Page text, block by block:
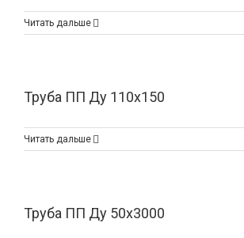
Читать дальше
Труба ПП Ду 110х150
Читать дальше
Труба ПП Ду 50х3000